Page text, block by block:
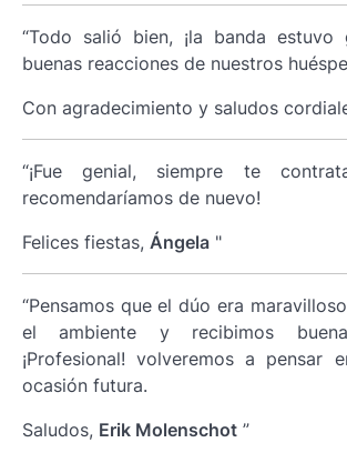
“Todo salió bien, ¡la banda estuvo
buenas reacciones de nuestros
Con agradecimiento y saludos
“¡Fue genial, siempre te
recomendaríamos de nuevo!
Felices fiestas, Ángela "
“Pensamos que el dúo era
el ambiente y recibimos
¡Profesional! volveremos a pensar
ocasión futura.
Saludos, Erik Molenschot ”